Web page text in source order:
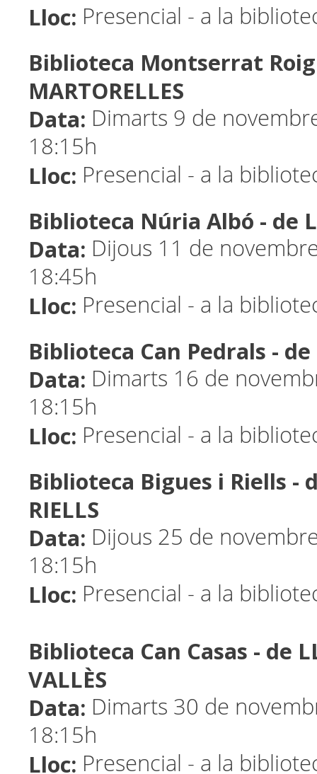
Lloc: Presencial - a la
Biblioteca Montserrat
MARTORELLES
Data: Dimarts 9 de
18:15h
Lloc: Presencial - a la
Biblioteca Núria Albó - de
Data: Dijous 11 de
18:45h
Lloc: Presencial - a la
Biblioteca Can Pedrals - de
Data: Dimarts 16 de
18:15h
Lloc: Presencial - a la
Biblioteca Bigues i Riells -
RIELLS
Data: Dijous 25 de
18:15h
Lloc: Presencial - a la
Biblioteca Can Casas - de
VALLÈS
Data: Dimarts 30 de
18:15h
Lloc: Presencial - a la